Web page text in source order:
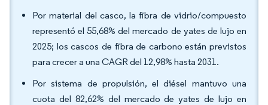
Por material del casco, la fibra de vidrio/compuesto
representó el 55,68% del mercado de yates de lujo en
2025; los cascos de fibra de carbono están previstos
para crecer a una CAGR del 12,98% hasta 2031.
Por sistema de propulsión, el diésel mantuvo una
cuota del 82,62% del mercado de yates de lujo en